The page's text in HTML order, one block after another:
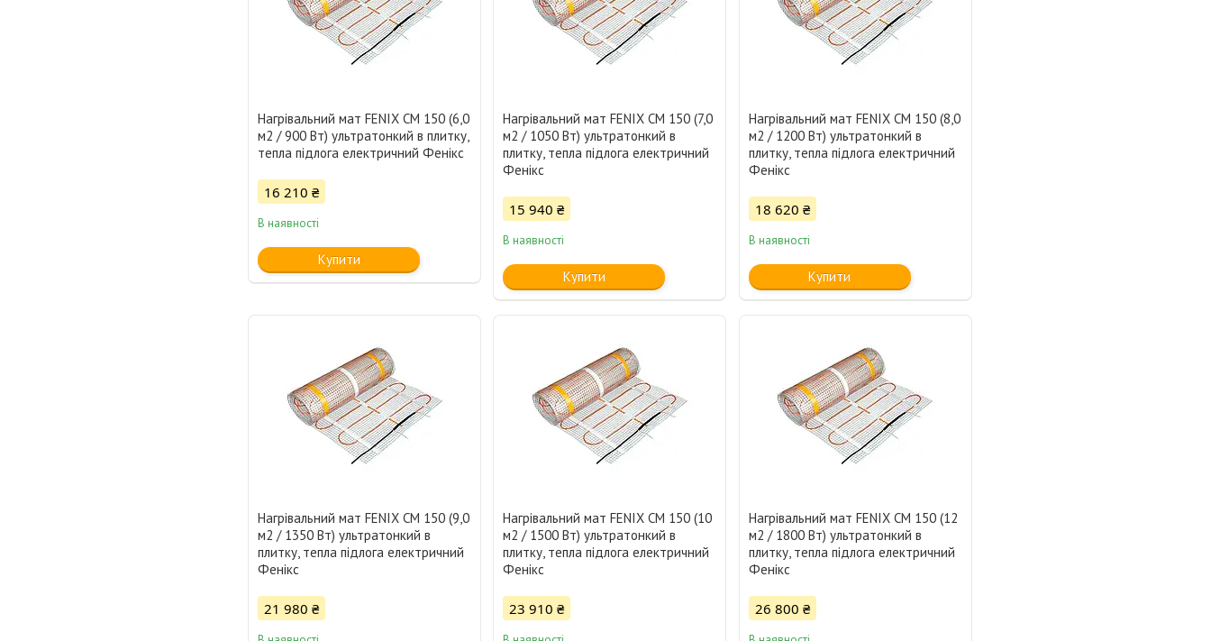
Нагрівальний мат FENIX CM 150 (6,0
м2 / 900 Вт) ультратонкий в плитку,
тепла підлога електричний Фенікс
16 210 ₴
В наявності
Купити
Нагрівальний мат FENIX CM 150 (7,0
м2 / 1050 Вт) ультратонкий в
плитку, тепла підлога електричний
Фенікс
15 940 ₴
В наявності
Купити
Нагрівальний мат FENIX CM 150 (8,0
м2 / 1200 Вт) ультратонкий в
плитку, тепла підлога електричний
Фенікс
18 620 ₴
В наявності
Купити
Нагрівальний мат FENIX CM 150 (9,0
м2 / 1350 Вт) ультратонкий в
плитку, тепла підлога електричний
Фенікс
21 980 ₴
Нагрівальний мат FENIX CM 150 (10
м2 / 1500 Вт) ультратонкий в
плитку, тепла підлога електричний
Фенікс
23 910 ₴
Нагрівальний мат FENIX CM 150 (12
м2 / 1800 Вт) ультратонкий в
плитку, тепла підлога електричний
Фенікс
26 800 ₴